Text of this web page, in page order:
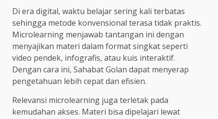
Di era digital, waktu belajar sering kali terbatas
sehingga metode konvensional terasa tidak praktis.
Microlearning menjawab tantangan ini dengan
menyajikan materi dalam format singkat seperti
video pendek, infografis, atau kuis interaktif.
Dengan cara ini, Sahabat Golan dapat menyerap
pengetahuan lebih cepat dan efisien.
Relevansi microlearning juga terletak pada
kemudahan akses. Materi bisa dipelajari lewat